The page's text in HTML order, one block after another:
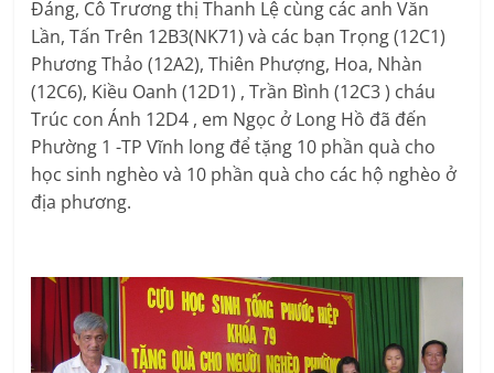
Đáng, Cô Trương thị Thanh Lệ cùng các anh Văn
Lần, Tấn Trên 12B3(NK71) và các bạn Trọng (12C1)
Phương Thảo (12A2), Thiên Phượng, Hoa, Nhàn
(12C6), Kiều Oanh (12D1) , Trần Bình (12C3 ) cháu
Trúc con Ánh 12D4 , em Ngọc ở Long Hồ đã đến
Phường 1 -TP Vĩnh long để tặng 10 phần quà cho
học sinh nghèo và 10 phần quà cho các hộ nghèo ở
địa phương.